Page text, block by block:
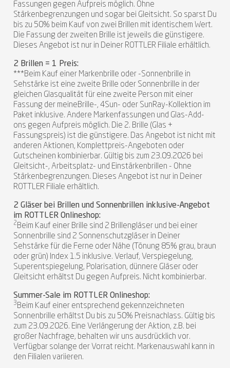
Fassungen gegen Aufpreis möglich. Ohne
Stärkenbegrenzungen und sogar bei Gleitsicht. So sparst Du
bis zu 50% beim Kauf von zwei Brillen mit identischem Wert.
Die Fassung der zweiten Brille ist jeweils die günstigere.
Dieses Angebot ist nur in Deiner ROTTLER Filiale erhältlich.
2 Brillen = 1 Preis:
***Beim Kauf einer Markenbrille oder -Sonnenbrille in
Sehstärke ist eine zweite Brille oder Sonnenbrille in der
gleichen Glasqualität für eine zweite Person mit einer
Fassung der meineBrille-, 4Sun- oder SunRay-Kollektion im
Paket inklusive. Andere Markenfassungen und Glas-Add-
ons gegen Aufpreis möglich. Die 2. Brille (Glas +
Fassungspreis) ist die günstigere. Das Angebot ist nicht mit
anderen Aktionen, Komplettpreis-Angeboten oder
Gutscheinen kombinierbar. Gültig bis zum 23.09.2026 bei
Gleitsicht-, Arbeitsplatz- und Einstärkenbrillen - Ohne
Stärkenbegrenzungen. Dieses Angebot ist nur in Deiner
ROTTLER Filiale erhältlich.
2 Gläser bei Brillen und Sonnenbrillen inklusive-Angebot
im ROTTLER Onlineshop:
2 Beim Kauf einer Brille sind 2 Brillengläser und bei einer
Sonnenbrille sind 2 Sonnenschutzgläser in Deiner
Sehstärke für die Ferne oder Nähe (Tönung 85% grau, braun
oder grün) Index 1.5 inklusive. Verlauf, Verspiegelung,
Superentspiegelung, Polarisation, dünnere Gläser oder
Gleitsicht erhältst Du gegen Aufpreis. Nicht kombinierbar.
Summer-Sale im ROTTLER Onlineshop:
3 Beim Kauf einer entsprechend gekennzeichneten
Sonnenbrille erhältst Du bis zu 50% Preisnachlass. Gültig bis
zum 23.09.2026. Eine Verlängerung der Aktion, z.B. bei
großer Nachfrage, behalten wir uns ausdrücklich vor.
Verfügbar solange der Vorrat reicht. Markenauswahl kann in
den Filialen variieren.